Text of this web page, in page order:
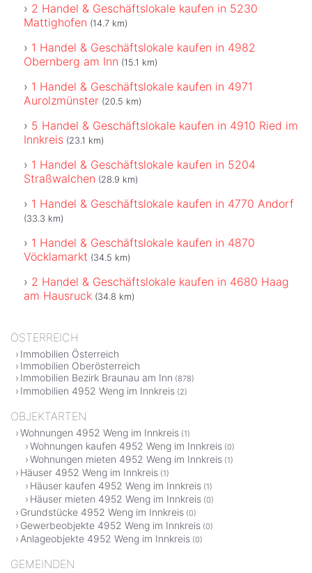
2 Handel & Geschäftslokale kaufen in 5230
Mattighofen (14.7 km)
1 Handel & Geschäftslokale kaufen in 4982
Obernberg am Inn (15.1 km)
1 Handel & Geschäftslokale kaufen in 4971
Aurolzmünster (20.5 km)
5 Handel & Geschäftslokale kaufen in 4910 Ried im
Innkreis (23.1 km)
1 Handel & Geschäftslokale kaufen in 5204
Straßwalchen (28.9 km)
1 Handel & Geschäftslokale kaufen in 4770 Andorf
(33.3 km)
1 Handel & Geschäftslokale kaufen in 4870
Vöcklamarkt (34.5 km)
2 Handel & Geschäftslokale kaufen in 4680 Haag
am Hausruck (34.8 km)
ÖSTERREICH
Immobilien Österreich
Immobilien Oberösterreich
Immobilien Bezirk Braunau am Inn (878)
Immobilien 4952 Weng im Innkreis (2)
OBJEKTARTEN
Wohnungen 4952 Weng im Innkreis (1)
Wohnungen kaufen 4952 Weng im Innkreis (0)
Wohnungen mieten 4952 Weng im Innkreis (1)
Häuser 4952 Weng im Innkreis (1)
Häuser kaufen 4952 Weng im Innkreis (1)
Häuser mieten 4952 Weng im Innkreis (0)
Grundstücke 4952 Weng im Innkreis (0)
Gewerbeobjekte 4952 Weng im Innkreis (0)
Anlageobjekte 4952 Weng im Innkreis (0)
GEMEINDEN